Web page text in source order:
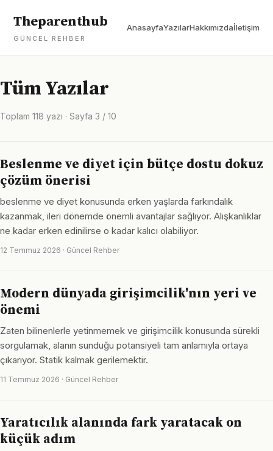
Theparenthub
GÜNCEL REHBER
AnasayfaYazılarHakkımızdaİletişim
Tüm Yazılar
Toplam 118 yazı · Sayfa 3 / 10
Beslenme ve diyet için bütçe dostu dokuz
çözüm önerisi
beslenme ve diyet konusunda erken yaşlarda farkındalık
kazanmak, ileri dönemde önemli avantajlar sağlıyor. Alışkanlıklar
ne kadar erken edinilirse o kadar kalıcı olabiliyor.
12 Temmuz 2026 · Güncel Rehber
Modern dünyada girişimcilik'nın yeri ve
önemi
Zaten bilinenlerle yetinmemek ve girişimcilik konusunda sürekli
sorgulamak, alanın sunduğu potansiyeli tam anlamıyla ortaya
çıkarıyor. Statik kalmak gerilemektir.
11 Temmuz 2026 · Güncel Rehber
Yaratıcılık alanında fark yaratacak on
küçük adım